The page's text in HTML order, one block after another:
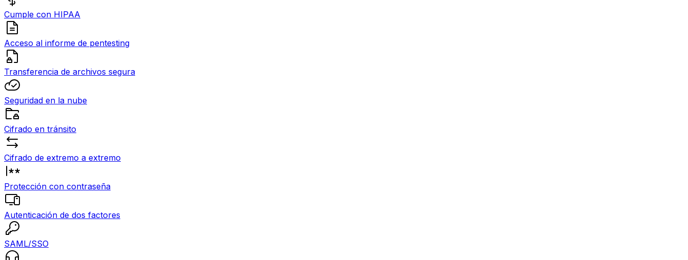
Cumple con HIPAA
Acceso al informe de pentesting
Transferencia de archivos segura
Seguridad en la nube
Cifrado en tránsito
Cifrado de extremo a extremo
Protección con contraseña
Autenticación de dos factores
SAML/SSO